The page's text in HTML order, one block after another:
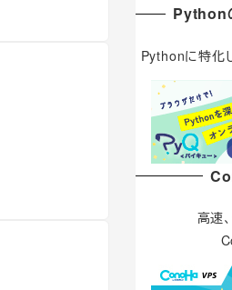
Python
Pythonに特化
高速